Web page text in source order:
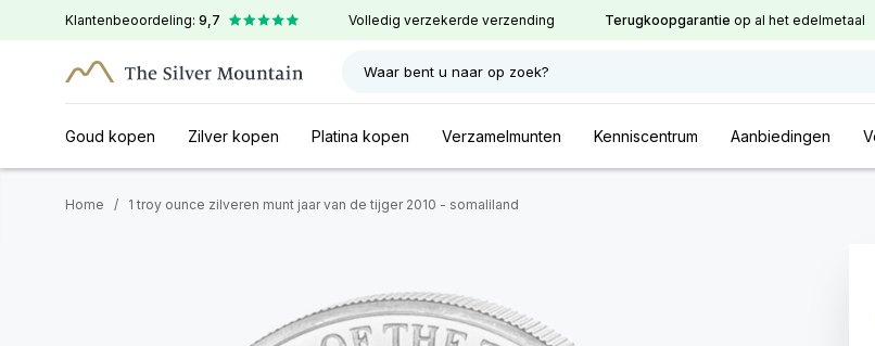
Klantenbeoordeling: 9,7 Volledig verzekerde verzending Terugkoopgarantie op al het edelmetaal
Waar bent u naar op zoek?
Goud kopen Zilver kopen Platina kopen Verzamelmunten Kenniscentrum Aanbiedingen
Home / 1 troy ounce zilveren munt jaar van de tijger 2010 - somaliland